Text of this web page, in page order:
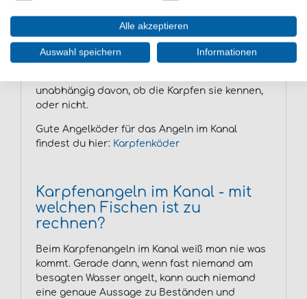
zwischen Mais und Boilie macht bei den ersten
Sessions Sinn. Kristallisiert sich dann ein
Favorit der Fische heraus, kann man
entsprechend umstellen. Fischmehlpellets sind
unabhängig davon, ob die Karpfen sie kennen,
oder nicht.
Gute Angelköder für das Angeln im Kanal
findest du hier: Karpfenköder
Karpfenangeln im Kanal - mit
welchen Fischen ist zu
rechnen?
Beim Karpfenangeln im Kanal weiß man nie was
kommt. Gerade dann, wenn fast niemand am
besagten Wasser angelt, kann auch niemand
eine genaue Aussage zu Beständen und
Alle akzeptieren
Auswahl speichern Informationen